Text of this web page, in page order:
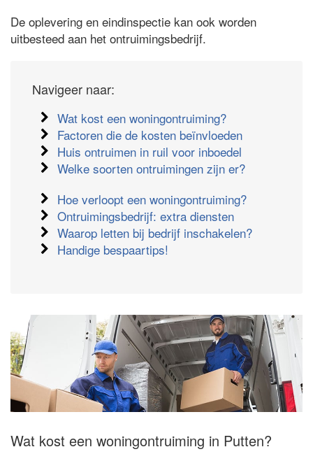
De oplevering en eindinspectie kan ook worden
uitbesteed aan het ontruimingsbedrijf.
Navigeer naar:
Wat kost een woningontruiming?
Factoren die de kosten beïnvloeden
Huis ontruimen in ruil voor inboedel
Welke soorten ontruimingen zijn er?
Hoe verloopt een woningontruiming?
Ontruimingsbedrijf: extra diensten
Waarop letten bij bedrijf inschakelen?
Handige bespaartips!
Wat kost een woningontruiming in Putten?